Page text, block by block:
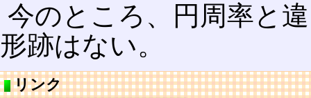
今のところ、円周率と
形跡はない。
リンク